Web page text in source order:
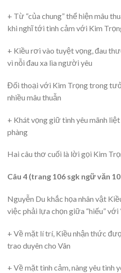
+ Từ “của chung” thể hiện mâu
khi nghĩ tới tình cảm với Kim
+ Kiều rơi vào tuyệt vọng, đau
vì nỗi đau xa lìa người yêu
Đối thoại với Kim Trọng trong
nhiều mâu thuẫn
+ Khát vọng giữ tình yêu mãnh
phàng
Hai câu thơ cuối là lời gọi Kim
Câu 4 (trang 106 sgk ngữ văn
Nguyễn Du khắc họa nhân vật
việc phải lựa chọn giữa “hiếu” với
+ Về mặt lí trí, Kiều nhận thức
trao duyên cho Vân
+ Về mặt tình cảm, nàng yêu tình